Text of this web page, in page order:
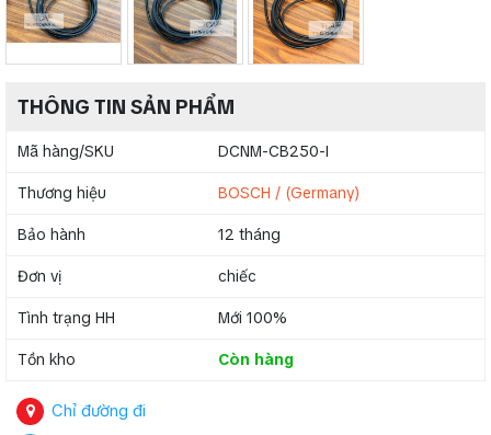
THÔNG TIN SẢN PHẨM
Mã hàng/SKU DCNM-CB250-I
Thương hiệu BOSCH / (Germany)
Bảo hành 12 tháng
Đơn vị chiếc
Tình trạng HH Mới 100%
Tồn kho Còn hàng
Chỉ đường đi